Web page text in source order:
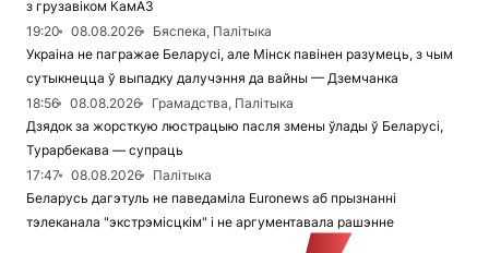
з грузавіком КамАЗ
19:20
08.08.2026
Бяспека, Палітыка
Украіна не пагражае Беларусі, але Мінск павінен разумець, з чым
сутыкнецца ў выпадку далучэння да вайны — Дземчанка
18:56
08.08.2026
Грамадства, Палітыка
Дзядок за жорсткую люстрацыю пасля змены ўлады ў Беларусі,
Турарбекава — супраць
17:47
08.08.2026
Палітыка
Беларусь дагэтуль не паведаміла Euronews аб прызнанні
тэлеканала "экстрэмісцкім" і не аргументавала рашэнне